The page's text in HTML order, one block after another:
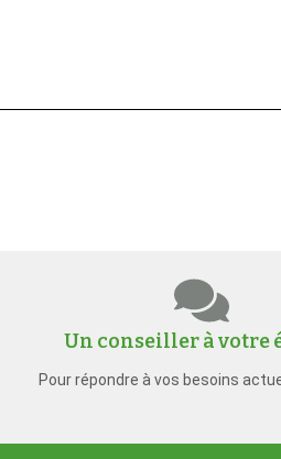
Un conseiller à votre
Pour répondre à vos besoins